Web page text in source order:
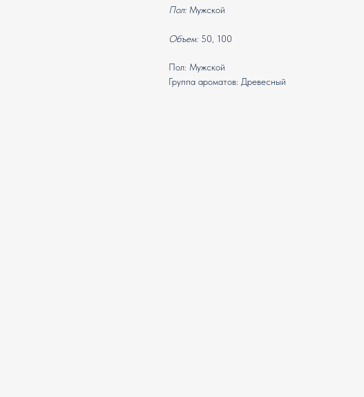
Пол:Мужской
Объем: 50, 100
Пол: Мужской
Группа ароматов: Древесный